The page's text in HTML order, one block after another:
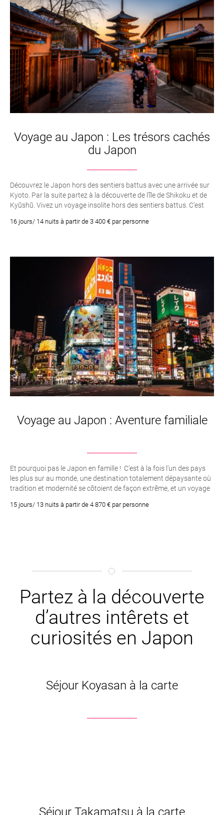
Voyage au Japon : Les trésors cachés
du Japon
Découvrez le Japon hors des sentiers battus avec une arrivée sur
Kyoto. Par la suite partez à la découverte de l’île de Shikoku et de
Kyūshū. Vivez un voyage insolite hors des sentiers battus. C’est
vous étonnera et vous plongera au coeur des traditions
16 jours/ 14 nuits à partir de 3 400 € par personne
Voyage au Japon : Aventure familiale
Et pourquoi pas le Japon en famille ! C’est à la fois l’un des pays
les plus sur au monde, une destination totalement dépaysante où
tradition et modernité se côtoient de façon extrême, et un voyage
expériences inoubliables et partagerez des moments intenses
15 jours/ 13 nuits à partir de 4 870 € par personne
Partez à la découverte
d’autres intêrets et
curiosités en Japon
Séjour Koyasan à la carte
Séjour Takamatsu à la carte